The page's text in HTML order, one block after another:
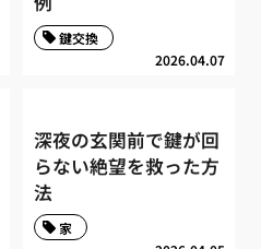
2026.04.07
鍵交換
深夜の玄関前で鍵が回
らない絶望を救った方
法
家